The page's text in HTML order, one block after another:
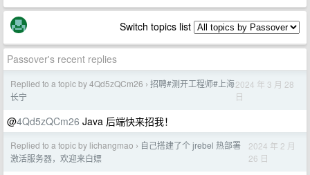
Switch topics list
Passover's recent replies
Replied to a topic by 4Qd5zQCm26 › 招聘#测开工程师#上海
长宁
2024 年 3 月 28
日
@4Qd5zQCm26 Java 后端快来招我！
Replied to a topic by lichangmao › 自己搭建了个 jrebel 热部署
激活服务器，欢迎来白嫖
2024 年 2 月
26 日